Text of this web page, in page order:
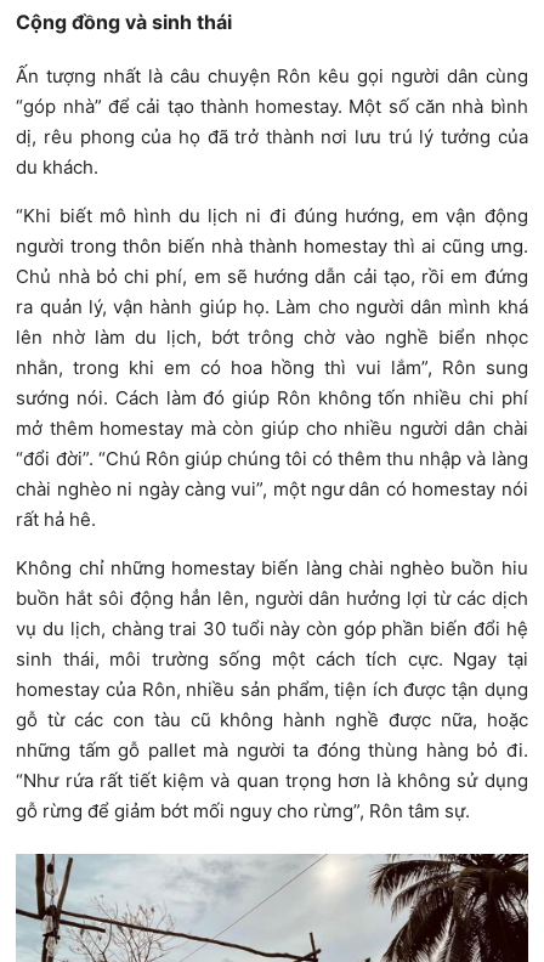
Cộng đồng và sinh thái
Ấn tượng nhất là câu chuyện Rôn kêu gọi người dân cùng
“góp nhà” để cải tạo thành homestay. Một số căn nhà bình
dị, rêu phong của họ đã trở thành nơi lưu trú lý tưởng của
du khách.
“Khi biết mô hình du lịch ni đi đúng hướng, em vận động
người trong thôn biến nhà thành homestay thì ai cũng ưng.
Chủ nhà bỏ chi phí, em sẽ hướng dẫn cải tạo, rồi em đứng
ra quản lý, vận hành giúp họ. Làm cho người dân mình khá
lên nhờ làm du lịch, bớt trông chờ vào nghề biển nhọc
nhằn, trong khi em có hoa hồng thì vui lắm”, Rôn sung
sướng nói. Cách làm đó giúp Rôn không tốn nhiều chi phí
mở thêm homestay mà còn giúp cho nhiều người dân chài
“đổi đời”. “Chú Rôn giúp chúng tôi có thêm thu nhập và làng
chài nghèo ni ngày càng vui”, một ngư dân có homestay nói
rất hả hê.
Không chỉ những homestay biến làng chài nghèo buồn hiu
buồn hắt sôi động hẳn lên, người dân hưởng lợi từ các dịch
vụ du lịch, chàng trai 30 tuổi này còn góp phần biến đổi hệ
sinh thái, môi trường sống một cách tích cực. Ngay tại
homestay của Rôn, nhiều sản phẩm, tiện ích được tận dụng
gỗ từ các con tàu cũ không hành nghề được nữa, hoặc
những tấm gỗ pallet mà người ta đóng thùng hàng bỏ đi.
“Như rứa rất tiết kiệm và quan trọng hơn là không sử dụng
gỗ rừng để giảm bớt mối nguy cho rừng”, Rôn tâm sự.